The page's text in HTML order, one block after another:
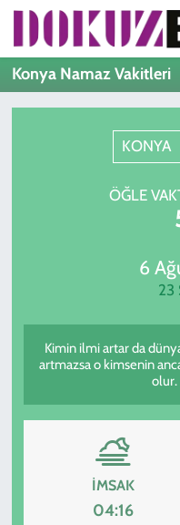
Konya Namaz Vakitleri
KONYA
ÖĞLE
6
23
Kimin ilmi artar da
artmazsa o kimsenin
olur.
İMSAK
04:16
Hava Durumu
Süper Lig Puan